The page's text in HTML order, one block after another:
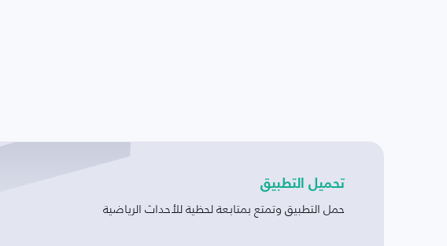
تحميل التطبيق
حمل التطبيق وتمتع بمتابعة لحظية للأحداث الرياضية